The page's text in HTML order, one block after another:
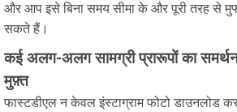
और आप इसे बिना समय सीमा के और पूरी तरह से
सकते हैं।
कई अलग-अलग सामग्री प्रारूपों का
मुफ़्त
फास्टडीएल न केवल इंस्टाग्राम फोटो डाउनलोड